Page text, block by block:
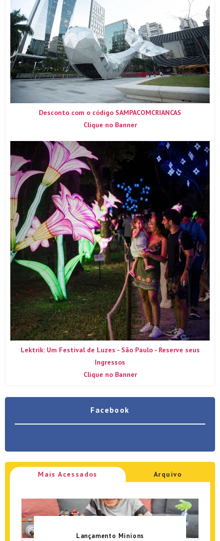
Desconto com o código SAMPACOMCRIANCAS
Clique no Banner
Lektrik: Um Festival de Luzes - São Paulo - Reserve seus
Ingressos
Clique no Banner
Facebook
Mais Acessados Arquivo
Lançamento Minions